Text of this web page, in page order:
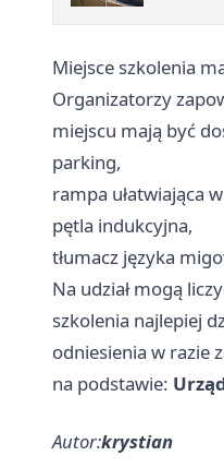
Miejsce szkolenia
Organizatorzy
miejscu mają być
parking,
rampa ułatwiająca
pętla indukcyjna,
tłumacz języka
Na udział mogą
szkolenia najlepiej
odniesienia w razie
na podstawie:
Autor:krystian